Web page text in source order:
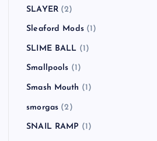
SLAYER(2)
Sleaford Mods(1)
SLIME BALL (1)
Smallpools (1)
Smash Mouth (1)
smorgas (2)
SNAIL RAMP (1)